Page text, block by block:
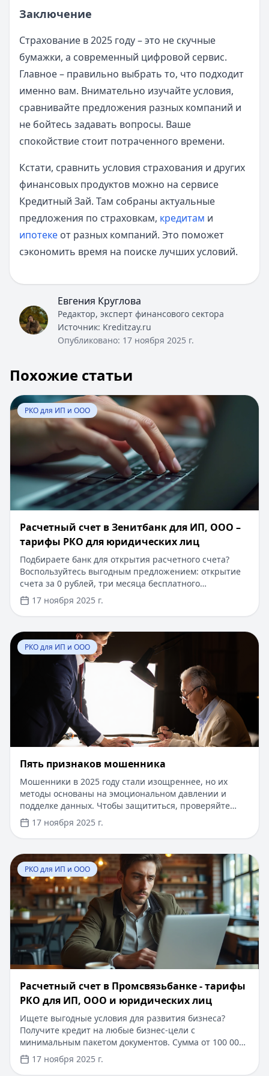
Заключение
Страхование в 2025 году – это не скучные
бумажки, а современный цифровой сервис.
Главное – правильно выбрать то, что подходит
именно вам. Внимательно изучайте условия,
сравнивайте предложения разных компаний и
не бойтесь задавать вопросы. Ваше
спокойствие стоит потраченного времени.
Кстати, сравнить условия страхования и других
финансовых продуктов можно на сервисе
Кредитный Зай. Там собраны актуальные
предложения по страховкам, кредитам и
ипотеке от разных компаний. Это поможет
сэкономить время на поиске лучших условий.
Евгения Круглова
Редактор, эксперт финансового сектора
Источник: Kreditzay.ru
Опубликовано: 17 ноября 2025 г.
Похожие статьи
Перейти к статье:Расчетный счет в Зенитбанк для
РКО для ИП и ООО
Расчетный счет в Зенитбанк для ИП, ООО –
тарифы РКО для юридических лиц
Подбираете банк для открытия расчетного счета?
Воспользуйтесь выгодным предложением: открытие
счета за 0 рублей, три месяца бесплатного
обслуживания и бизнес-карта в подарок. Оформление
занимает всего 30 минут, для начала работы нужен
только паспорт руководителя. Одобрение заявки за 1
час, персональный менеджер поможет с
документами. Дистанционное открытие счета
доступно для всех регионов России.
17 ноября 2025 г.
Перейти к статье:Пять признаков мошенника
РКО для ИП и ООО
Пять признаков мошенника
Мошенники в 2025 году стали изощреннее, но их
методы основаны на эмоциональном давлении и
подделке данных. Чтобы защититься, проверяйте
источники и не сообщайте конфиденциальную
информацию. Для безопасного кредитования
выбирайте проверенные сервисы: займы до 100 000 ₽
с 0% ставкой на первый месяц, оформление за 5
минут без подтверждения дохода и документов.
Кредитный Зай помогает подобрать оптимальные
условия, экономя ваше время и нервы
17 ноября 2025 г.
Перейти к статье:Расчетный счет в
РКО для ИП и ООО
Расчетный счет в Промсвязьбанке - тарифы
РКО для ИП, ООО и юридических лиц
Ищете выгодные условия для развития бизнеса?
Получите кредит на любые бизнес-цели с
минимальным пакетом документов. Сумма от 100 000
до 5 000 000 рублей, срок до 36 месяцев. Одобрение
за 1 день, без залога для действующего бизнеса от 6
17 ноября 2025 г.